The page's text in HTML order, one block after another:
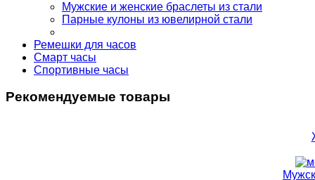
Мужские и женские браслеты из стали
Парные кулоны из ювелирной стали
Ремешки для часов
Смарт часы
Спортивные часы
Рекомендуемые товары